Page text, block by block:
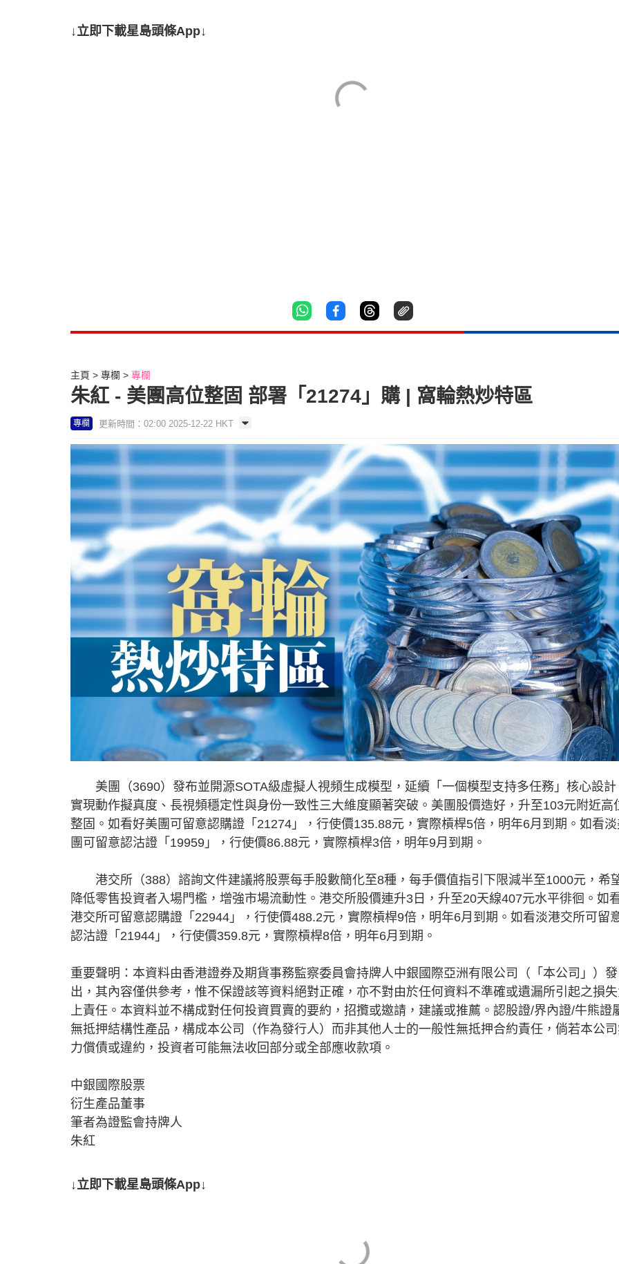
↓立即下載星島頭條App↓
主頁 專欄 專欄
朱紅 - 美團高位整固 部署「21274」購 | 窩輪熱炒特區
專欄 更新時間：02:00 2025-12-22 HKT
美團（3690）發布並開源SOTA級虛擬人視頻生成模型，延續「一個模型支持多任務」核心設計
實現動作擬真度、長視頻穩定性與身份一致性三大維度顯著突破。美團股價造好，升至103元附近高
整固。如看好美團可留意認購證「21274」，行使價135.88元，實際槓桿5倍，明年6月到期。如看淡
團可留意認沽證「19959」，行使價86.88元，實際槓桿3倍，明年9月到期。
港交所（388）諮詢文件建議將股票每手股數簡化至8種，每手價值指引下限減半至1000元，希
降低零售投資者入場門檻，增強市場流動性。港交所股價連升3日，升至20天線407元水平徘徊。如
港交所可留意認購證「22944」，行使價488.2元，實際槓桿9倍，明年6月到期。如看淡港交所可留
認沽證「21944」，行使價359.8元，實際槓桿8倍，明年6月到期。
重要聲明：本資料由香港證券及期貨事務監察委員會持牌人中銀國際亞洲有限公司（「本公司」）發
出，其內容僅供參考，惟不保證該等資料絕對正確，亦不對由於任何資料不準確或遺漏所引起之損失
上責任。本資料並不構成對任何投資買賣的要約，招攬或邀請，建議或推薦。認股證/界內證/牛熊證
無抵押結構性產品，構成本公司（作為發行人）而非其他人士的一般性無抵押合約責任，倘若本公
力償債或違約，投資者可能無法收回部分或全部應收款項。
中銀國際股票
衍生產品董事
筆者為證監會持牌人
朱紅
↓立即下載星島頭條App↓